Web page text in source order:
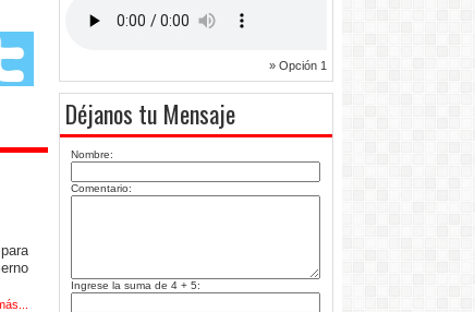
» Opción 1
Déjanos tu Mensaje
Nombre:
Comentario:
Ingrese la suma de 4 + 5: